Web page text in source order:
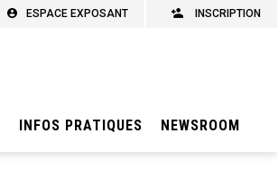
INSCRIPTION
ESPACE EXPOSANT
INFOS PRATIQUES NEWSROOM